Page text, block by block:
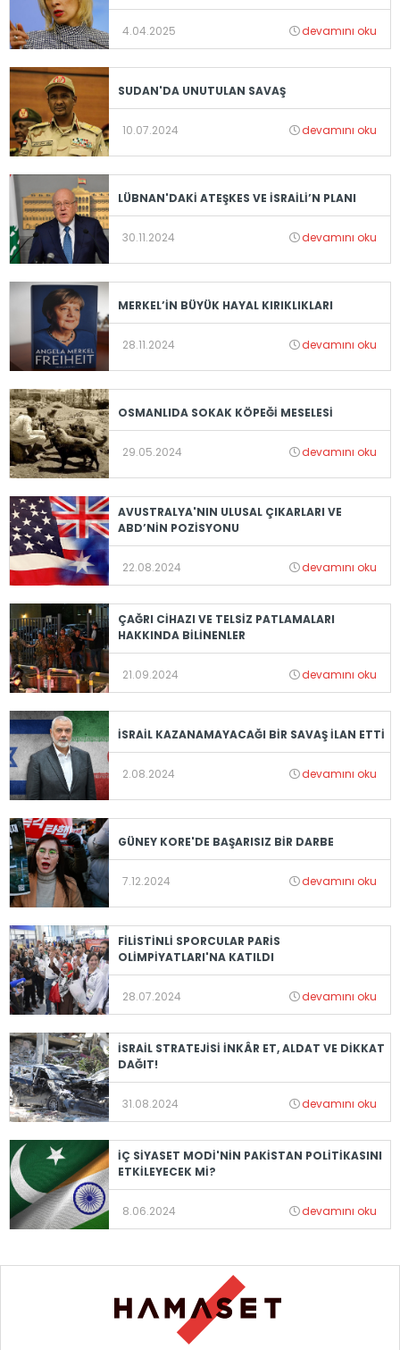
4.04.2025 devamını oku
SUDAN'DA UNUTULAN SAVAŞ
10.07.2024 devamını oku
LÜBNAN'DAKİ ATEŞKES VE İSRAİLİ’N PLANI
30.11.2024 devamını oku
MERKEL’İN BÜYÜK HAYAL KIRIKLIKLARI
28.11.2024 devamını oku
OSMANLIDA SOKAK KÖPEĞİ MESELESİ
29.05.2024 devamını oku
AVUSTRALYA'NIN ULUSAL ÇIKARLARI VE
ABD’NİN POZİSYONU
22.08.2024 devamını oku
ÇAĞRI CİHAZI VE TELSİZ PATLAMALARI
HAKKINDA BİLİNENLER
21.09.2024 devamını oku
İSRAİL KAZANAMAYACAĞI BİR SAVAŞ İLAN ETTİ
2.08.2024 devamını oku
GÜNEY KORE'DE BAŞARISIZ BİR DARBE
7.12.2024 devamını oku
FİLİSTİNLİ SPORCULAR PARİS
OLİMPİYATLARI'NA KATILDI
28.07.2024 devamını oku
İSRAİL STRATEJİSİ İNKÂR ET, ALDAT VE DİKKAT
DAĞIT!
31.08.2024 devamını oku
İÇ SİYASET MODİ'NİN PAKİSTAN POLİTİKASINI
ETKİLEYECEK Mİ?
8.06.2024 devamını oku